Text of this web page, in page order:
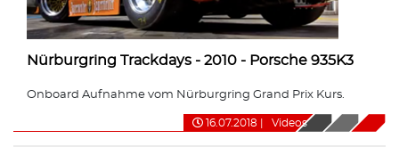
Nürburgring Trackdays - 2010 - Porsche 935K3
Onboard Aufnahme vom Nürburgring Grand Prix Kurs.
16.07.2018 Videos